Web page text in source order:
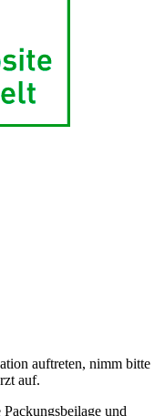
auftreten, nimm bitte
auf.
und